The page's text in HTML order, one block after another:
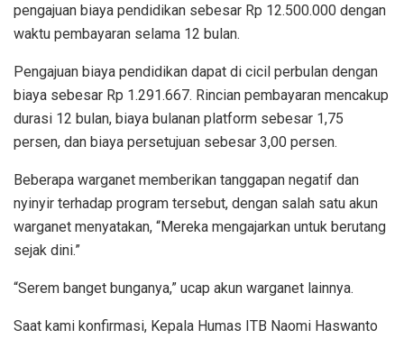
pengajuan biaya pendidikan sebesar Rp 12.500.000 dengan
waktu pembayaran selama 12 bulan.
Pengajuan biaya pendidikan dapat di cicil perbulan dengan
biaya sebesar Rp 1.291.667. Rincian pembayaran mencakup
durasi 12 bulan, biaya bulanan platform sebesar 1,75
persen, dan biaya persetujuan sebesar 3,00 persen.
Beberapa warganet memberikan tanggapan negatif dan
nyinyir terhadap program tersebut, dengan salah satu akun
warganet menyatakan, “Mereka mengajarkan untuk berutang
sejak dini.”
“Serem banget bunganya,” ucap akun warganet lainnya.
Saat kami konfirmasi, Kepala Humas ITB Naomi Haswanto